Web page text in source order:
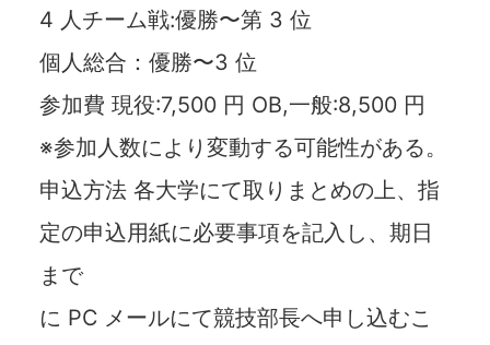
4 人チーム戦:優勝〜第 3 位
個人総合：優勝〜3 位
参加費 現役:7,500 円 OB,一般:8,500 円
※参加人数により変動する可能性がある。
申込方法 各大学にて取りまとめの上、指
定の申込用紙に必要事項を記入し、期日
まで
に PC メールにて競技部⻑へ申し込むこ